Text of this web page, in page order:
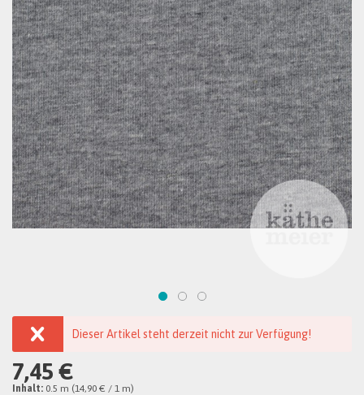
Dieser Artikel steht derzeit nicht zur Verfügung!
7,45 €
Inhalt: 0.5 m (14,90 € / 1 m)